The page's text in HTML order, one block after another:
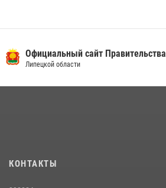
28 июля 2026, 14:38 4
20 июля 2026, 12:22
Официальный сайт Правительства
Липецкой области
КОНТАКТЫ